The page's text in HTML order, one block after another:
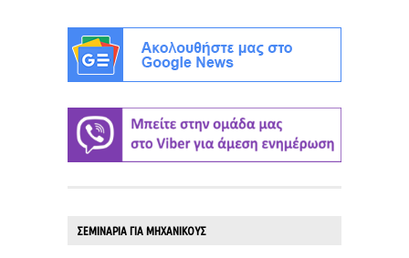
ΣΕΜΙΝΑΡΙΑ ΓΙΑ ΜΗΧΑΝΙΚΟΥΣ